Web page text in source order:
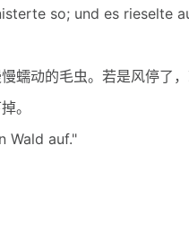
so; und es rieselte
动的毛虫。若是风停了
。
Wald auf."